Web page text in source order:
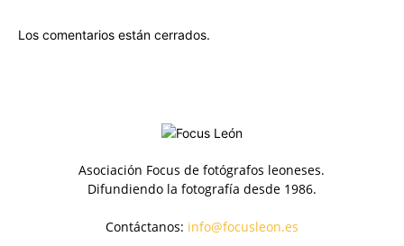
Los comentarios están cerrados.
Asociación Focus de fotógrafos leoneses.
Difundiendo la fotografía desde 1986.
Contáctanos: info@focusleon.es